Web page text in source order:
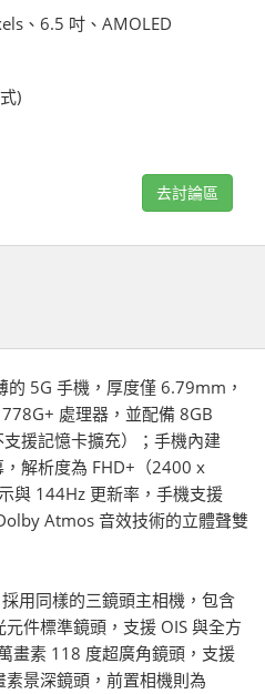
、6.5 吋、AMOLED
)
去討論區
5G 手機，厚度僅 6.79mm，
處理器，並配備 8GB
援記憶卡擴充）；手機內建
解析度為 FHD+（2400 x
與 144Hz 更新率，手機支援
Atmos 音效技術的立體聲雙
用同樣的三鏡頭主相機，包含
件標準鏡頭，支援 OIS 與全方
畫素 118 度超廣角鏡頭，支援
景深鏡頭，前置相機則為